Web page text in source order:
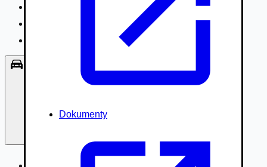
Dokumenty
Lode/člny, lietadlá/vznášadlá
Príslušenstvo, Oblečenie